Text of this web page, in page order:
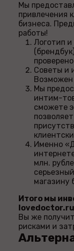
Мы
привлечения
бизнеса.
работы!
Логотип
Советы и
Возможен
Мы
интим-
сможете
Именно
млн.
магазину
Итого мы
lovedoctor.ru
Вы же
рисками и